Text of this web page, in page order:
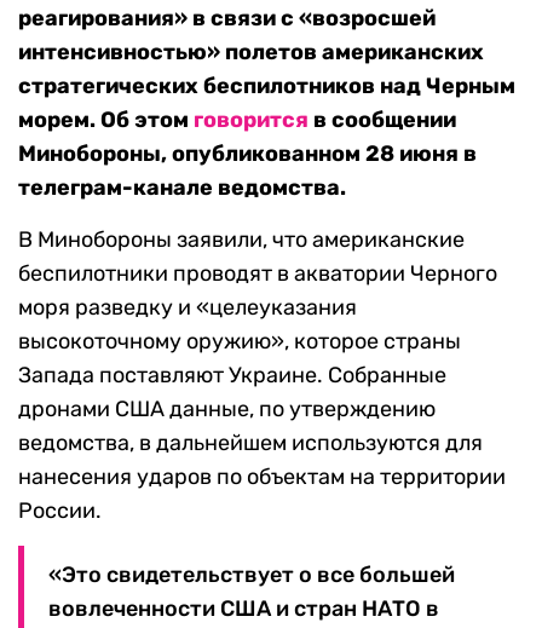
реагирования» в связи с «возросшей
интенсивностью» полетов американских
стратегических беспилотников над Черным
морем. Об этом говорится в сообщении
Минобороны, опубликованном 28 июня в
телеграм-канале ведомства.
В Минобороны заявили, что американские
беспилотники проводят в акватории Черного
моря разведку и «целеуказания
высокоточному оружию», которое страны
Запада поставляют Украине. Собранные
дронами США данные, по утверждению
ведомства, в дальнейшем используются для
нанесения ударов по объектам на территории
России.
«Это свидетельствует о все большей
вовлеченности США и стран НАТО в